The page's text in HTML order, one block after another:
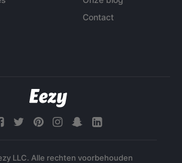
Contact
LLC. Alle rechten voorbehouden